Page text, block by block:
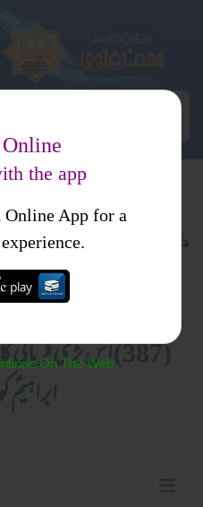
عمرہ اور حج
(387) اس بڑی
the app
Online App for a
On The Web